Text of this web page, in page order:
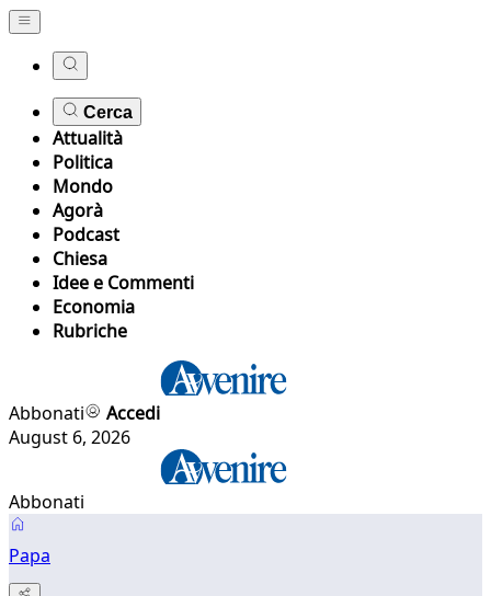
Cerca
Attualità
Politica
Mondo
Agorà
Podcast
Chiesa
Idee e Commenti
Economia
Rubriche
Abbonati
Accedi
August 6, 2026
Abbonati
Papa